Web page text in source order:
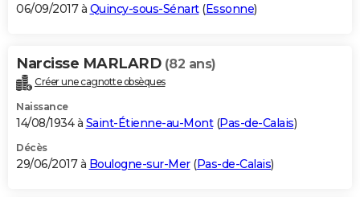
06/09/2017 à Quincy-sous-Sénart(Essonne)
Narcisse MARLARD (82 ans)
Créer une cagnotte obsèques
Naissance
14/08/1934 à Saint-Étienne-au-Mont(Pas-de-Calais)
Décès
29/06/2017 à Boulogne-sur-Mer(Pas-de-Calais)